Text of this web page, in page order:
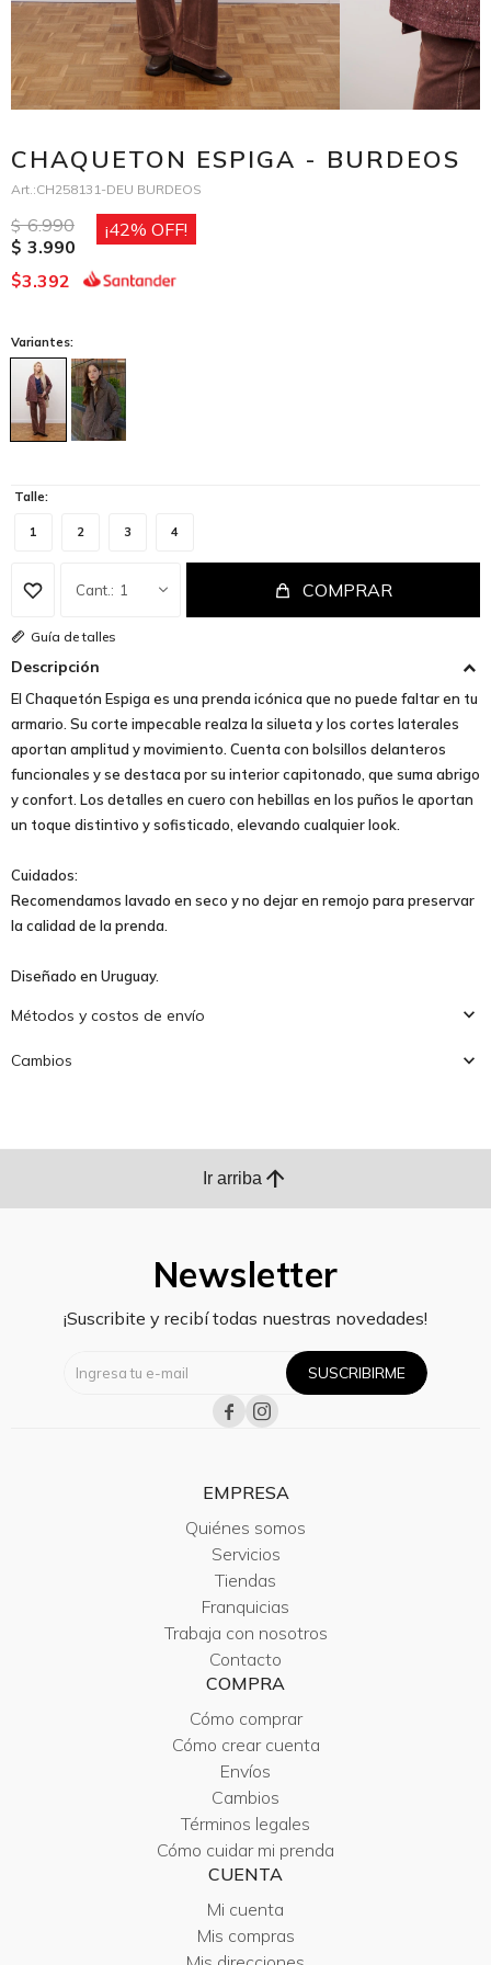
CHAQUETON ESPIGA - BURDEOS
CH258131-DEU BURDEOS
$ 6.990
$ 3.990
42
$3.392
Variantes:
Talle:
1 2 3 4
1 COMPRAR
Guía de talles
Descripción
El Chaquetón Espiga es una prenda icónica que no puede faltar en tu
armario. Su corte impecable realza la silueta y los cortes laterales
aportan amplitud y movimiento. Cuenta con bolsillos delanteros
funcionales y se destaca por su interior capitonado, que suma abrigo
y confort. Los detalles en cuero con hebillas en los puños le aportan
un toque distintivo y sofisticado, elevando cualquier look.
Cuidados:
Recomendamos lavado en seco y no dejar en remojo para preservar
la calidad de la prenda.
Diseñado en Uruguay.
Métodos y costos de envío
Cambios
Ir arriba arrow_upward
Newsletter
¡Suscribite y recibí todas nuestras novedades!
SUSCRIBIRME
 
EMPRESA
Quiénes somos
Servicios
Tiendas
Franquicias
Trabaja con nosotros
Contacto
COMPRA
Cómo comprar
Cómo crear cuenta
Envíos
Cambios
Términos legales
Cómo cuidar mi prenda
CUENTA
Mi cuenta
Mis compras